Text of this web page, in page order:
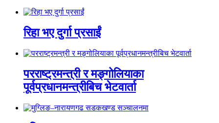
रिहा भए दुर्गा प्रसाईं
परराष्ट्रमन्त्री र मङ्गोलियाका
पूर्वप्रधानमन्त्रीबिच भेटवार्ता